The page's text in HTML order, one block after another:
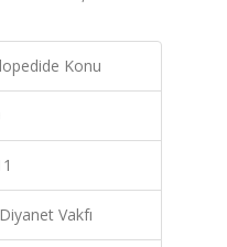
Konu
Vakfı